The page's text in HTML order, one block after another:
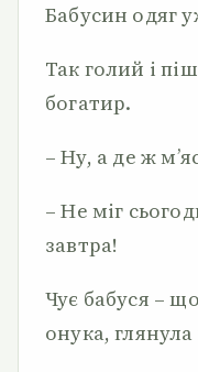
Бабусин одяг
Так голий і
богатир.
– Ну, а де ж
– Не міг
завтра!
Чує бабуся –
онука,